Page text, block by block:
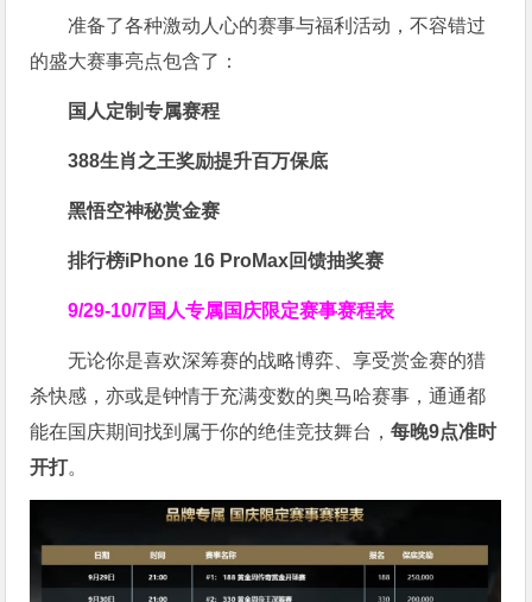
准备了各种激动人心的赛事与福利活动，不容错过
的盛大赛事亮点包含了：
国人定制专属赛程
388生肖之王奖励提升百万保底
黑悟空神秘赏金赛
排行榜iPhone 16 ProMax回馈抽奖赛
9/29-10/7国人专属国庆限定赛事赛程表
无论你是喜欢深筹赛的战略博弈、享受赏金赛的猎
杀快感，亦或是钟情于充满变数的奥马哈赛事，通通都
能在国庆期间找到属于你的绝佳竞技舞台，每晚9点准时
开打。